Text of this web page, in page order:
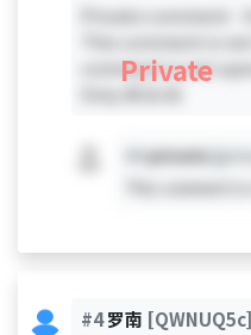
Private comment -
This comment is
comment is not
Private
#Xprivate
This comment
#4罗南 [QWNUQ5c]